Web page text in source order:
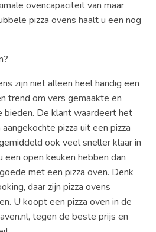
ovencapaciteit van maar
pizza ovens haalt u een nog
zijn niet alleen heel handig een
trend om vers gemaakte en
bieden. De klant waardeert het
pizza uit een pizza
ook veel sneller klaar in
een open keuken hebben dan
met een pizza oven. Denk
daar zijn pizza ovens
U koopt een pizza oven in de
tegen de beste prijs en